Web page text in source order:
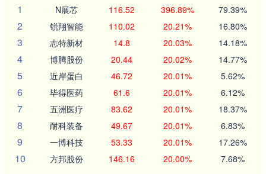
1
N展芯 116.52 396.89% 79.39%
2 锐翔智能 110.02 20.21% 16.80%
3 志特新材 14.8 20.03% 14.18%
4 博腾股份 20.44 20.02% 14.77%
5 近岸蛋白 46.72 20.01% 5.62%
6 毕得医药 61.6 20.01% 6.12%
7 五洲医疗 83.62 20.01% 18.37%
8 耐科装备 49.67 20.01% 6.83%
9 一博科技 53.33 20.01% 17.26%
10 方邦股份 146.16 20.00% 7.68%